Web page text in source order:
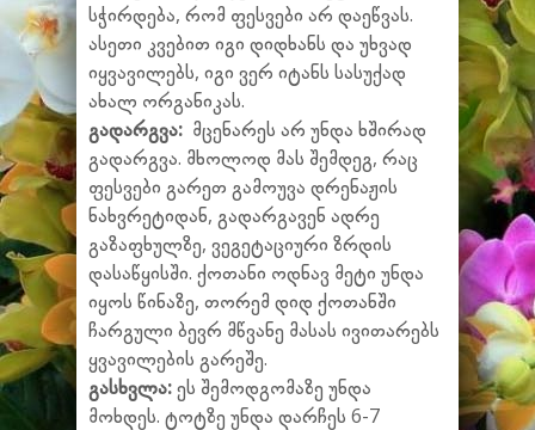
სჭირდება, რომ ფესვები არ დაეწვას.
ასეთი კვებით იგი დიდხანს და უხვად
იყვავილებს, იგი ვერ იტანს სასუქად
ახალ ორგანიკას.
გადარგვა: მცენარეს არ უნდა ხშირად
გადარგვა. მხოლოდ მას შემდეგ, რაც
ფესვები გარეთ გამოუვა დრენაჟის
ნახვრეტიდან, გადარგავენ ადრე
გაზაფხულზე, ვეგეტაციური ზრდის
დასაწყისში. ქოთანი ოდნავ მეტი უნდა
იყოს წინაზე, თორემ დიდ ქოთანში
ჩარგული ბევრ მწვანე მასას ივითარებს
ყვავილების გარეშე.
გასხვლა:ეს შემოდგომაზე უნდა
მოხდეს. ტოტზე უნდა დარჩეს 6-7